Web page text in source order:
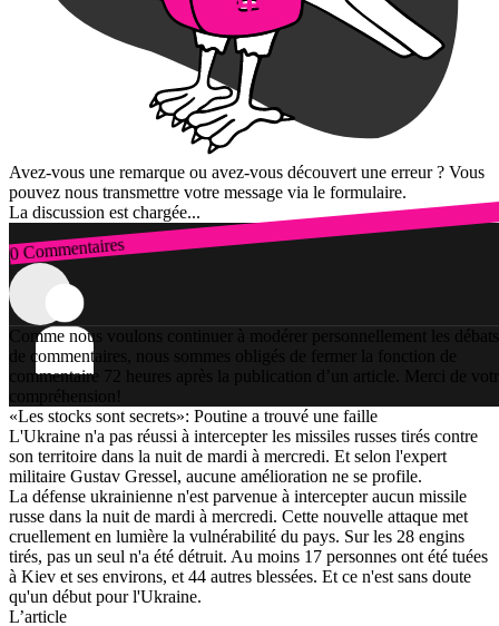
Avez-vous une remarque ou avez-vous découvert une erreur ? Vous
pouvez nous transmettre votre message via le formulaire.
La discussion est chargée...
0 Commentaires
Connexion
Comme nous voulons continuer à modérer personnellement les débats
de commentaires, nous sommes obligés de fermer la fonction de
commentaire 72 heures après la publication d’un article. Merci de
compréhension!
«Les stocks sont secrets»: Poutine a trouvé une faille
L'Ukraine n'a pas réussi à intercepter les missiles russes tirés contre
son territoire dans la nuit de mardi à mercredi. Et selon l'expert
militaire Gustav Gressel, aucune amélioration ne se profile.
La défense ukrainienne n'est parvenue à intercepter aucun missile
russe dans la nuit de mardi à mercredi. Cette nouvelle attaque met
cruellement en lumière la vulnérabilité du pays. Sur les 28 engins
tirés, pas un seul n'a été détruit. Au moins 17 personnes ont été tuées
à Kiev et ses environs, et 44 autres blessées. Et ce n'est sans doute
qu'un début pour l'Ukraine.
L’article